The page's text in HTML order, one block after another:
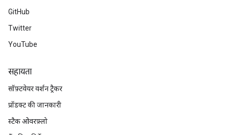
GitHub
Twitter
YouTube
सहायता
सॉफ़्टवेयर वर्शन ट्रैकर
प्रॉडक्ट की जानकारी
स्टैक ओवरफ़्लो